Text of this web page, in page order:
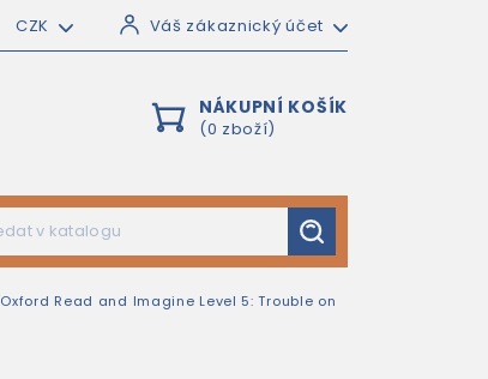
CZK Váš zákaznický účet
NÁKUPNÍ KOŠÍK
(0 zboží)
Oxford Read and Imagine Level 5: Trouble on